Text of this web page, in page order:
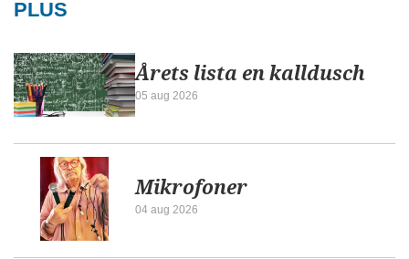
PLUS
Årets lista en kalldusch
05 aug 2026
Mikrofoner
04 aug 2026